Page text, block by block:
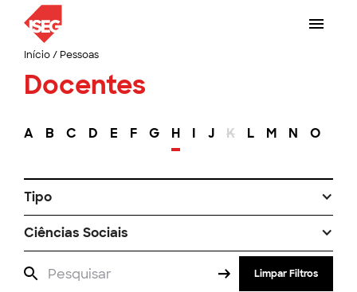
Início/ Pessoas
Docentes
A B C D E F G H I J K L M N O
Tipo
Ciências Sociais
Limpar Filtros